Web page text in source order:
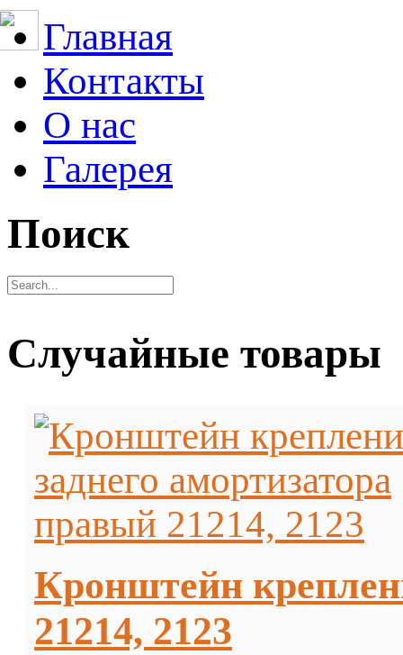
Главная
Контакты
О нас
Галерея
Поиск
Случайные товары
Кронштейн
21214, 2123